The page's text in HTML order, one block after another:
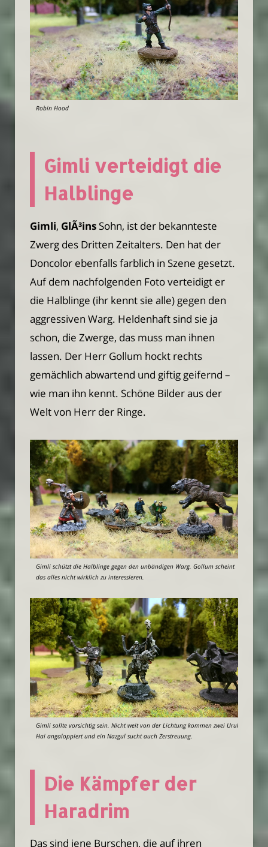
Robin Hood
Gimli verteidigt die
Halblinge
Gimli, GlÃ³ins Sohn, ist der bekannteste
Zwerg des Dritten Zeitalters. Den hat der
Doncolor ebenfalls farblich in Szene gesetzt.
Auf dem nachfolgenden Foto verteidigt er
die Halblinge (ihr kennt sie alle) gegen den
aggressiven Warg. Heldenhaft sind sie ja
schon, die Zwerge, das muss man ihnen
lassen. Der Herr Gollum hockt rechts
gemächlich abwartend und giftig geifernd –
wie man ihn kennt. Schöne Bilder aus der
Welt von Herr der Ringe.
Gimli schützt die Halblinge gegen den unbändigen Warg. Gollum scheint
das alles nicht wirklich zu interessieren.
Gimli sollte vorsichtig sein. Nicht weit von der Lichtung kommen zwei Uruk-
Hai angaloppiert und ein Nazgul sucht auch Zerstreuung.
Die Kämpfer der
Haradrim
Das sind jene Burschen, die auf ihren